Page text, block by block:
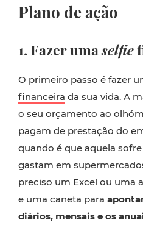
Plano de ação
1. Fazer umaselfie
O primeiro passo é fazer
financeira da sua vida. A
o seu orçamento ao
pagam de prestação do
quando é que aquela
gastam em
preciso um Excel ou uma
e uma caneta para
diários, mensais e os